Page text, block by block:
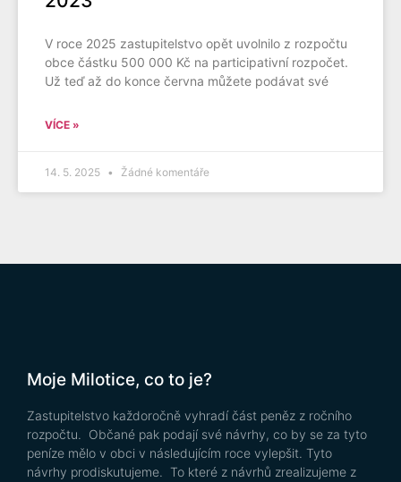
V roce 2025 zastupitelstvo opět uvolnilo z rozpočtu
obce částku 500 000 Kč na participativní rozpočet.
Už teď až do konce června můžete podávat své
VÍCE »
14. 5. 2025 Žádné komentáře
Moje Milotice, co to je?
Zastupitelstvo každoročně vyhradí část peněz z ročního
rozpočtu. Občané pak podají své návrhy, co by se za tyto
peníze mělo v obci v následujícím roce vylepšit. Tyto
návrhy prodiskutujeme. To které z návrhů zrealizujeme z